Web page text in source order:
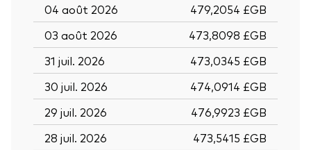
04 août 2026
479,2054 £GB
03 août 2026
473,8098 £GB
31 juil. 2026
473,0345 £GB
30 juil. 2026
474,0914 £GB
29 juil. 2026
476,9923 £GB
28 juil. 2026
473,5415 £GB